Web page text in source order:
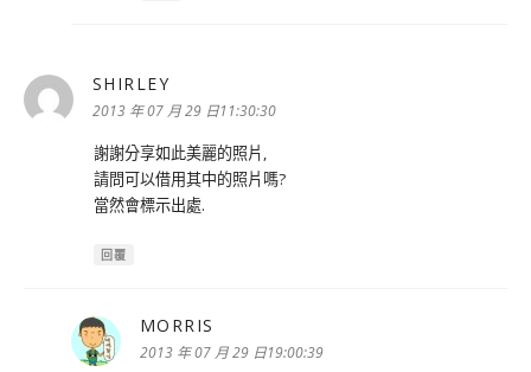
SHIRLEY
示:
2013 年 07 月 29 日11:30:30
謝謝分享如此美麗的照片,
請問可以借用其中的照片嗎?
當然會標示出處.
回覆
MORRIS
示:
2013 年 07 月 29 日19:00:39